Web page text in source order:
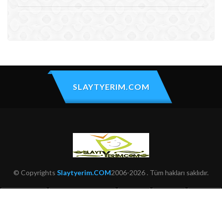
SLAYTYERIM.COM
© Copyrights Slaytyerim.COM2006-2026 . Tüm hakları saklıdır.